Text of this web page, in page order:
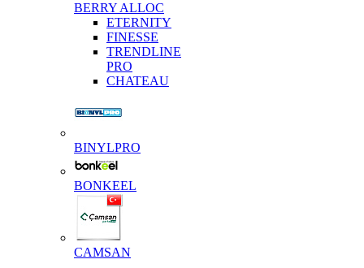
BERRY ALLOC
ETERNITY
FINESSE
TRENDLINE
PRO
CHATEAU
BINYLPRO
BONKEEL
CAMSAN